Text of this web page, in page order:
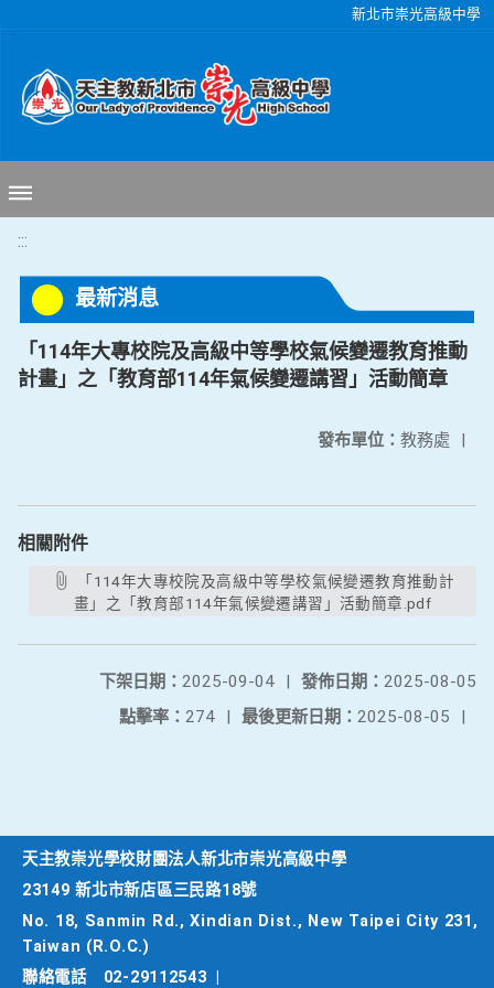
新北市崇光高級中學
:::
最新消息
「114年大專校院及高級中等學校氣候變遷教育推動
計畫」之「教育部114年氣候變遷講習」活動簡章
發布單位： 教務處 |
相關附件
畫」之「教育部114年氣候變遷講習」活動簡章.pdf
發佈日期： 2025-08-05
下架日期： 2025-09-04
|
最後更新日期： 2025-08-05 |
點擊率： 274 |
天主教崇光學校財團法人新北市崇光高級中學
23149 新北市新店區三民路18號
No. 18, Sanmin Rd., Xindian Dist., New Taipei City 231,
Taiwan (R.O.C.)
聯絡電話
02-29112543